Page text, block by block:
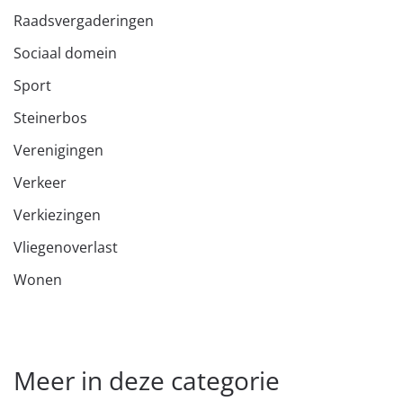
Raadsvergaderingen
Sociaal domein
Sport
Steinerbos
Verenigingen
Verkeer
Verkiezingen
Vliegenoverlast
Wonen
Meer in deze categorie